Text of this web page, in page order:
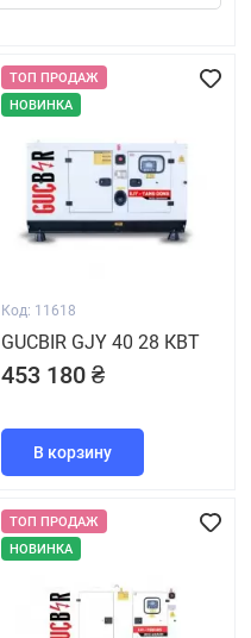
ТОП ПРОДАЖ
НОВИНКА
Код: 11618
GUCBIR GJY 40 28 КВТ
453 180 ₴
В корзину
ТОП ПРОДАЖ
НОВИНКА